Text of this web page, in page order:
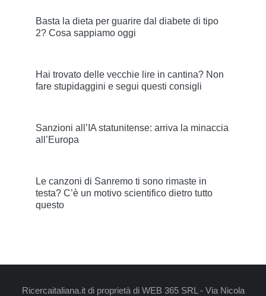
Basta la dieta per guarire dal diabete di tipo
2? Cosa sappiamo oggi
Hai trovato delle vecchie lire in cantina? Non
fare stupidaggini e segui questi consigli
Sanzioni all’IA statunitense: arriva la minaccia
all’Europa
Le canzoni di Sanremo ti sono rimaste in
testa? C’è un motivo scientifico dietro tutto
questo
Ricercaitaliana.it di proprietà di WEB 365 SRL - Via Nicola